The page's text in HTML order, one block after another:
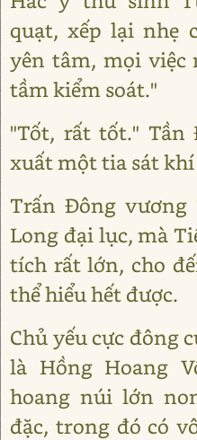
quạt, xếp lại nhẹ
yên tâm, mọi
tầm kiểm soát."
"Tốt, rất tốt."
xuất một tia sát
Trấn Đông
Long đại lục, mà
tích rất lớn, cho
thể hiểu hết được.
Chủ yếu cực đông
là Hồng Hoang
hoang núi lớn
đặc, trong đó có